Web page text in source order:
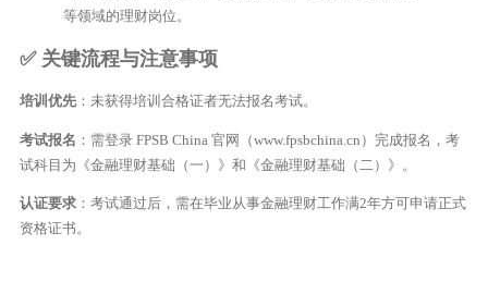
等领域的理财岗位。
✅ 关键流程与注意事项
培训优先：未获得培训合格证者无法报名考试。
考试报名 ：需登录 FPSB China 官网（www.fpsbchina.cn）完成报名，考
试科目为《金融理财基础（一）》和《金融理财基础（二）》。
认证要求：考试通过后，需在毕业从事金融理财工作满2年方可申请正式
资格证书。